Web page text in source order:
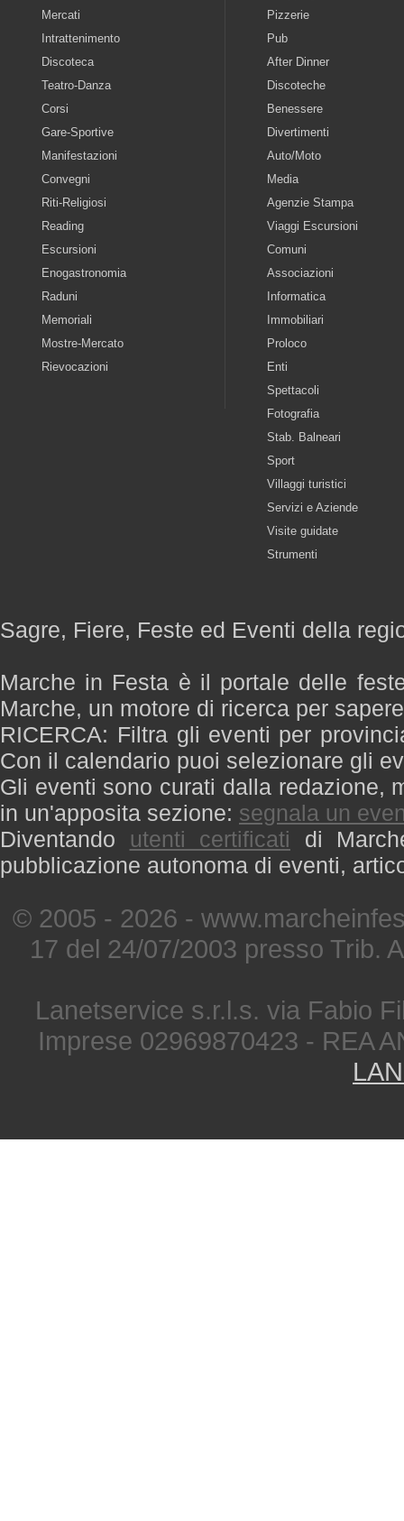
Mercati
Intrattenimento
Discoteca
Teatro-Danza
Corsi
Gare-Sportive
Manifestazioni
Convegni
Riti-Religiosi
Reading
Escursioni
Enogastronomia
Raduni
Memoriali
Mostre-Mercato
Rievocazioni
Pizzerie
Pub
After Dinner
Discoteche
Benessere
Divertimenti
Auto/Moto
Media
Agenzie Stampa
Viaggi Escursioni
Comuni
Associazioni
Informatica
Immobiliari
Proloco
Enti
Spettacoli
Fotografia
Stab. Balneari
Sport
Villaggi turistici
Servizi e Aziende
Visite guidate
Strumenti
Sagre, Fiere, Feste ed Eventi della
Marche in Festa è il portale delle
Marche, un motore di ricerca per
RICERCA: Filtra gli eventi per
Con il calendario puoi selezionare gli
Gli eventi sono curati dalla redazione,
in un'apposita sezione: segnala un
Diventando utenti certificati di
pubblicazione autonoma di eventi,
© 2005 - 2026 -
17 del 24/07/2003 presso Trib.
Lanetservice s.r.l.s. via Fabio
Imprese 02969870423 - REA